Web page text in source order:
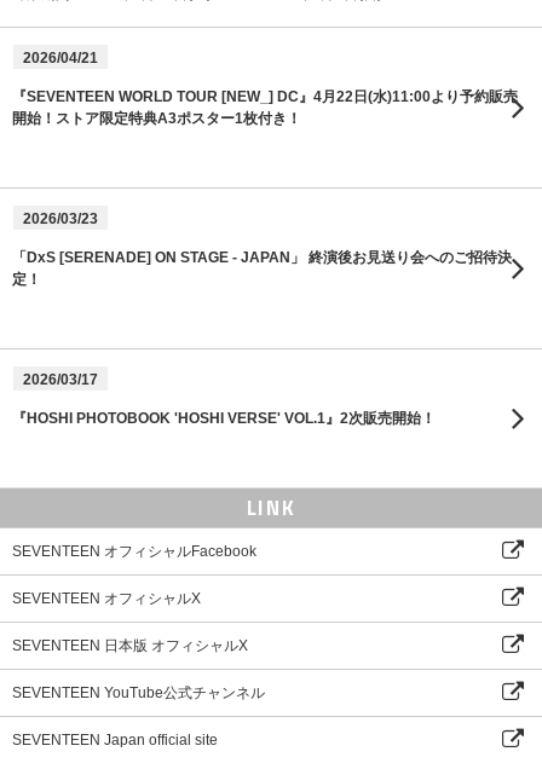
2026/04/21
『SEVENTEEN WORLD TOUR [NEW_] DC』4月22日(水)11:00より予約販売
開始！ストア限定特典A3ポスター1枚付き！
2026/03/23
「DxS [SERENADE] ON STAGE - JAPAN」 終演後お見送り会へのご招待決
定！
2026/03/17
『HOSHI PHOTOBOOK 'HOSHI VERSE' VOL.1』2次販売開始！
LINK
SEVENTEEN オフィシャルFacebook
SEVENTEEN オフィシャルX
SEVENTEEN 日本版 オフィシャルX
SEVENTEEN YouTube公式チャンネル
SEVENTEEN Japan official site